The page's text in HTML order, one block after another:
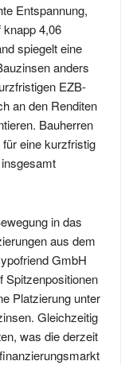
Entspannung,
4,06
spiegelt eine
anders
EZB-
an den Renditen
Bauherren
eine kurzfristig
in das
aus dem
GmbH
Spitzenpositionen
Platzierung unter
Gleichzeitig
was die derzeit